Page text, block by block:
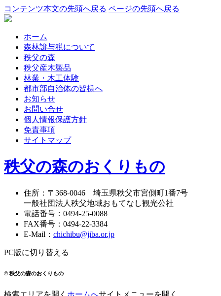
コンテンツ本文の先頭へ戻る ページの先頭へ戻る
ホーム
森林譲与税について
秩父の森
秩父産木製品
林業・木工体験
都市部自治体の皆様へ
お知らせ
お問い合せ
個人情報保護方針
免責事項
サイトマップ
秩父の森のおくりもの
住所 ： 〒368-0046 埼玉県秩父市宮側町1番7号
一般社団法人秩父地域おもてなし観光公社
電話番号 ： 0494-25-0088
FAX番号 ： 0494-22-3384
E-Mail ： chichibu@jiba.or.jp
PC版に切り替える
© 秩父の森のおくりもの